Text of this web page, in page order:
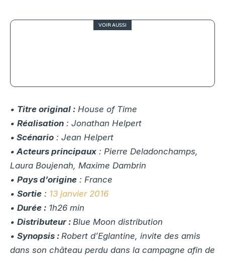
VOIR AUSSI
• Titre original : House of Time
• Réalisation : Jonathan Helpert
• Scénario : Jean Helpert
• Acteurs principaux : Pierre Deladonchamps,
Laura Boujenah, Maxime Dambrin
• Pays d’origine : France
• Sortie : 13 janvier 2016
• Durée : 1h26 min
• Distributeur : Blue Moon distribution
• Synopsis : Robert d’Eglantine, invite des amis
dans son château perdu dans la campagne afin de